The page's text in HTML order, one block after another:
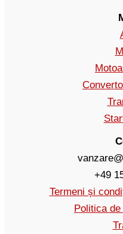
+49
Termeni și
Politica